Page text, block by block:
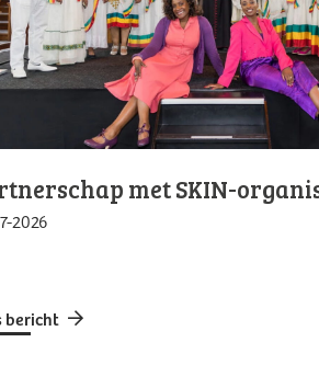
met SKIN-
2026
bericht